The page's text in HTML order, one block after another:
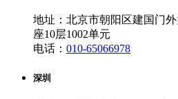
地址：北京市朝阳区建国门
座10层1002单元
电话： 010-65066978
深圳